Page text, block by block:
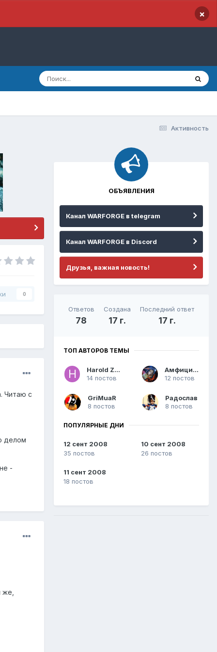
×
Активность
0
Читаю с
делом
-
же,
ОБЪЯВЛЕНИЯ
Канал WARFORGE в telegram
Канал WARFORGE в Discord
Друзья, важная новость!
Ответов
78
Создана
17 г.
Последний ответ
17 г.
ТОП АВТОРОВ ТЕМЫ
Harold Zoid
14 постов
Амфицион
12 постов
GriMuaR
8 постов
Радослав
8 постов
ПОПУЛЯРНЫЕ ДНИ
12 сент 2008
35 постов
10 сент 2008
26 постов
11 сент 2008
18 постов